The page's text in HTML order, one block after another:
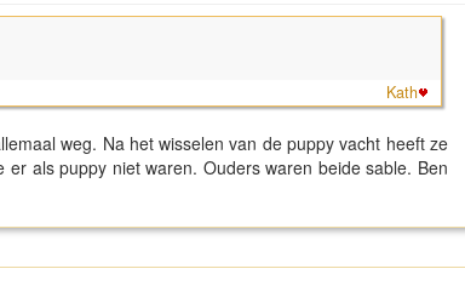
Kath
weg. Na het wisselen van de puppy vacht heeft ze
als puppy niet waren. Ouders waren beide sable. Ben